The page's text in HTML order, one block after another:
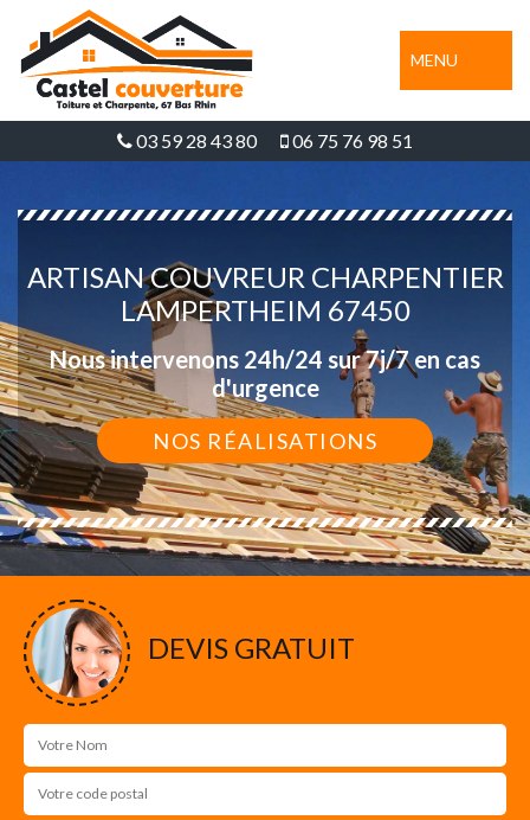
MENU
03 59 28 43 80 06 75 76 98 51
ARTISAN COUVREUR CHARPENTIER
LAMPERTHEIM 67450
Nous intervenons 24h/24 sur 7j/7 en cas
d'urgence
NOS RÉALISATIONS
DEVIS GRATUIT